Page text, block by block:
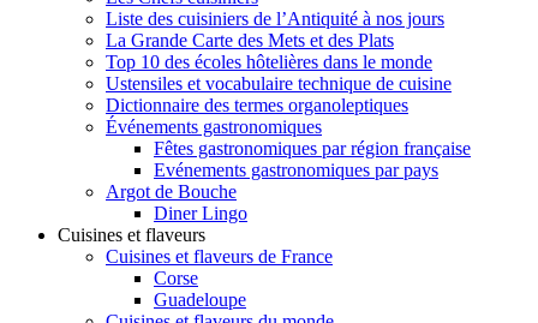
Liste des cuisiniers de l’Antiquité à nos jours
La Grande Carte des Mets et des Plats
Top 10 des écoles hôtelières dans le monde
Ustensiles et vocabulaire technique de cuisine
Dictionnaire des termes organoleptiques
Événements gastronomiques
Fêtes gastronomiques par région française
Evénements gastronomiques par pays
Argot de Bouche
Diner Lingo
Cuisines et flaveurs
Cuisines et flaveurs de France
Corse
Guadeloupe